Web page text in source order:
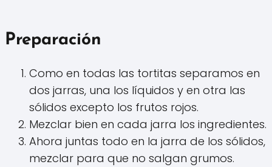
Preparación
Como en todas las tortitas separamos en
dos jarras, una los líquidos y en otra las
sólidos excepto los frutos rojos.
Mezclar bien en cada jarra los ingredientes.
Ahora juntas todo en la jarra de los sólidos,
mezclar para que no salgan grumos.